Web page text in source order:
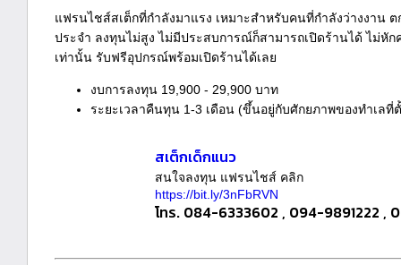
แฟรนไชส์สเต็กที่กำลังมาแรง เหมาะสำหรับคนที่กำลังว่างงาน
ประจำ ลงทุนไม่สูง ไม่มีประสบการณ์ก็สามารถเปิดร้านได้ ไม่หั
เท่านั้น รับฟรีอุปกรณ์พร้อมเปิดร้านได้เลย
งบการลงทุน 19,900 - 29,900 บาท
ระยะเวลาคืนทุน 1-3 เดือน (ขึ้นอยู่กับศักยภาพของทำเลที่
สเต็กเด็กแนว
สนใจลงทุน แฟรนไชส์ คลิก
https://bit.ly/3nFbRVN
โทร. 084-6333602 , 094-9891222 ,